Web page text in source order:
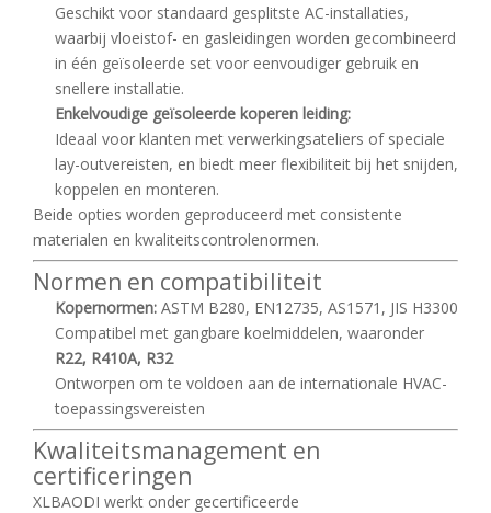
Geschikt voor standaard gesplitste AC-installaties,
waarbij vloeistof- en gasleidingen worden gecombineerd
in één geïsoleerde set voor eenvoudiger gebruik en
snellere installatie.
Enkelvoudige geïsoleerde koperen leiding:
Ideaal voor klanten met verwerkingsateliers of speciale
lay-outvereisten, en biedt meer flexibiliteit bij het snijden,
koppelen en monteren.
Beide opties worden geproduceerd met consistente
materialen en kwaliteitscontrolenormen.
Normen en compatibiliteit
Kopernormen: ASTM B280, EN12735, AS1571, JIS H3300
Compatibel met gangbare koelmiddelen, waaronder
R22, R410A, R32
Ontworpen om te voldoen aan de internationale HVAC-
toepassingsvereisten
Kwaliteitsmanagement en
certificeringen
XLBAODI werkt onder gecertificeerde